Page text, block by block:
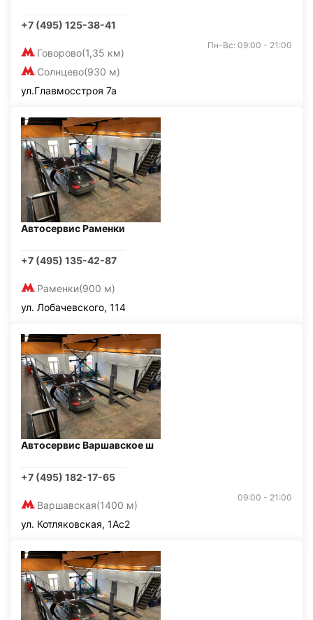
+7 (495) 125-38-41
Говорово(1,35 км)
Солнцево(930 м)
Пн-Вс: 09:00 - 21:00
ул.Главмосстроя 7а
Автосервис Раменки
+7 (495) 135-42-87
Раменки(900 м)
ул. Лобачевского, 114
Автосервис Варшавское ш
+7 (495) 182-17-65
Варшавская(1400 м)
09:00 - 21:00
ул. Котляковская, 1Ас2